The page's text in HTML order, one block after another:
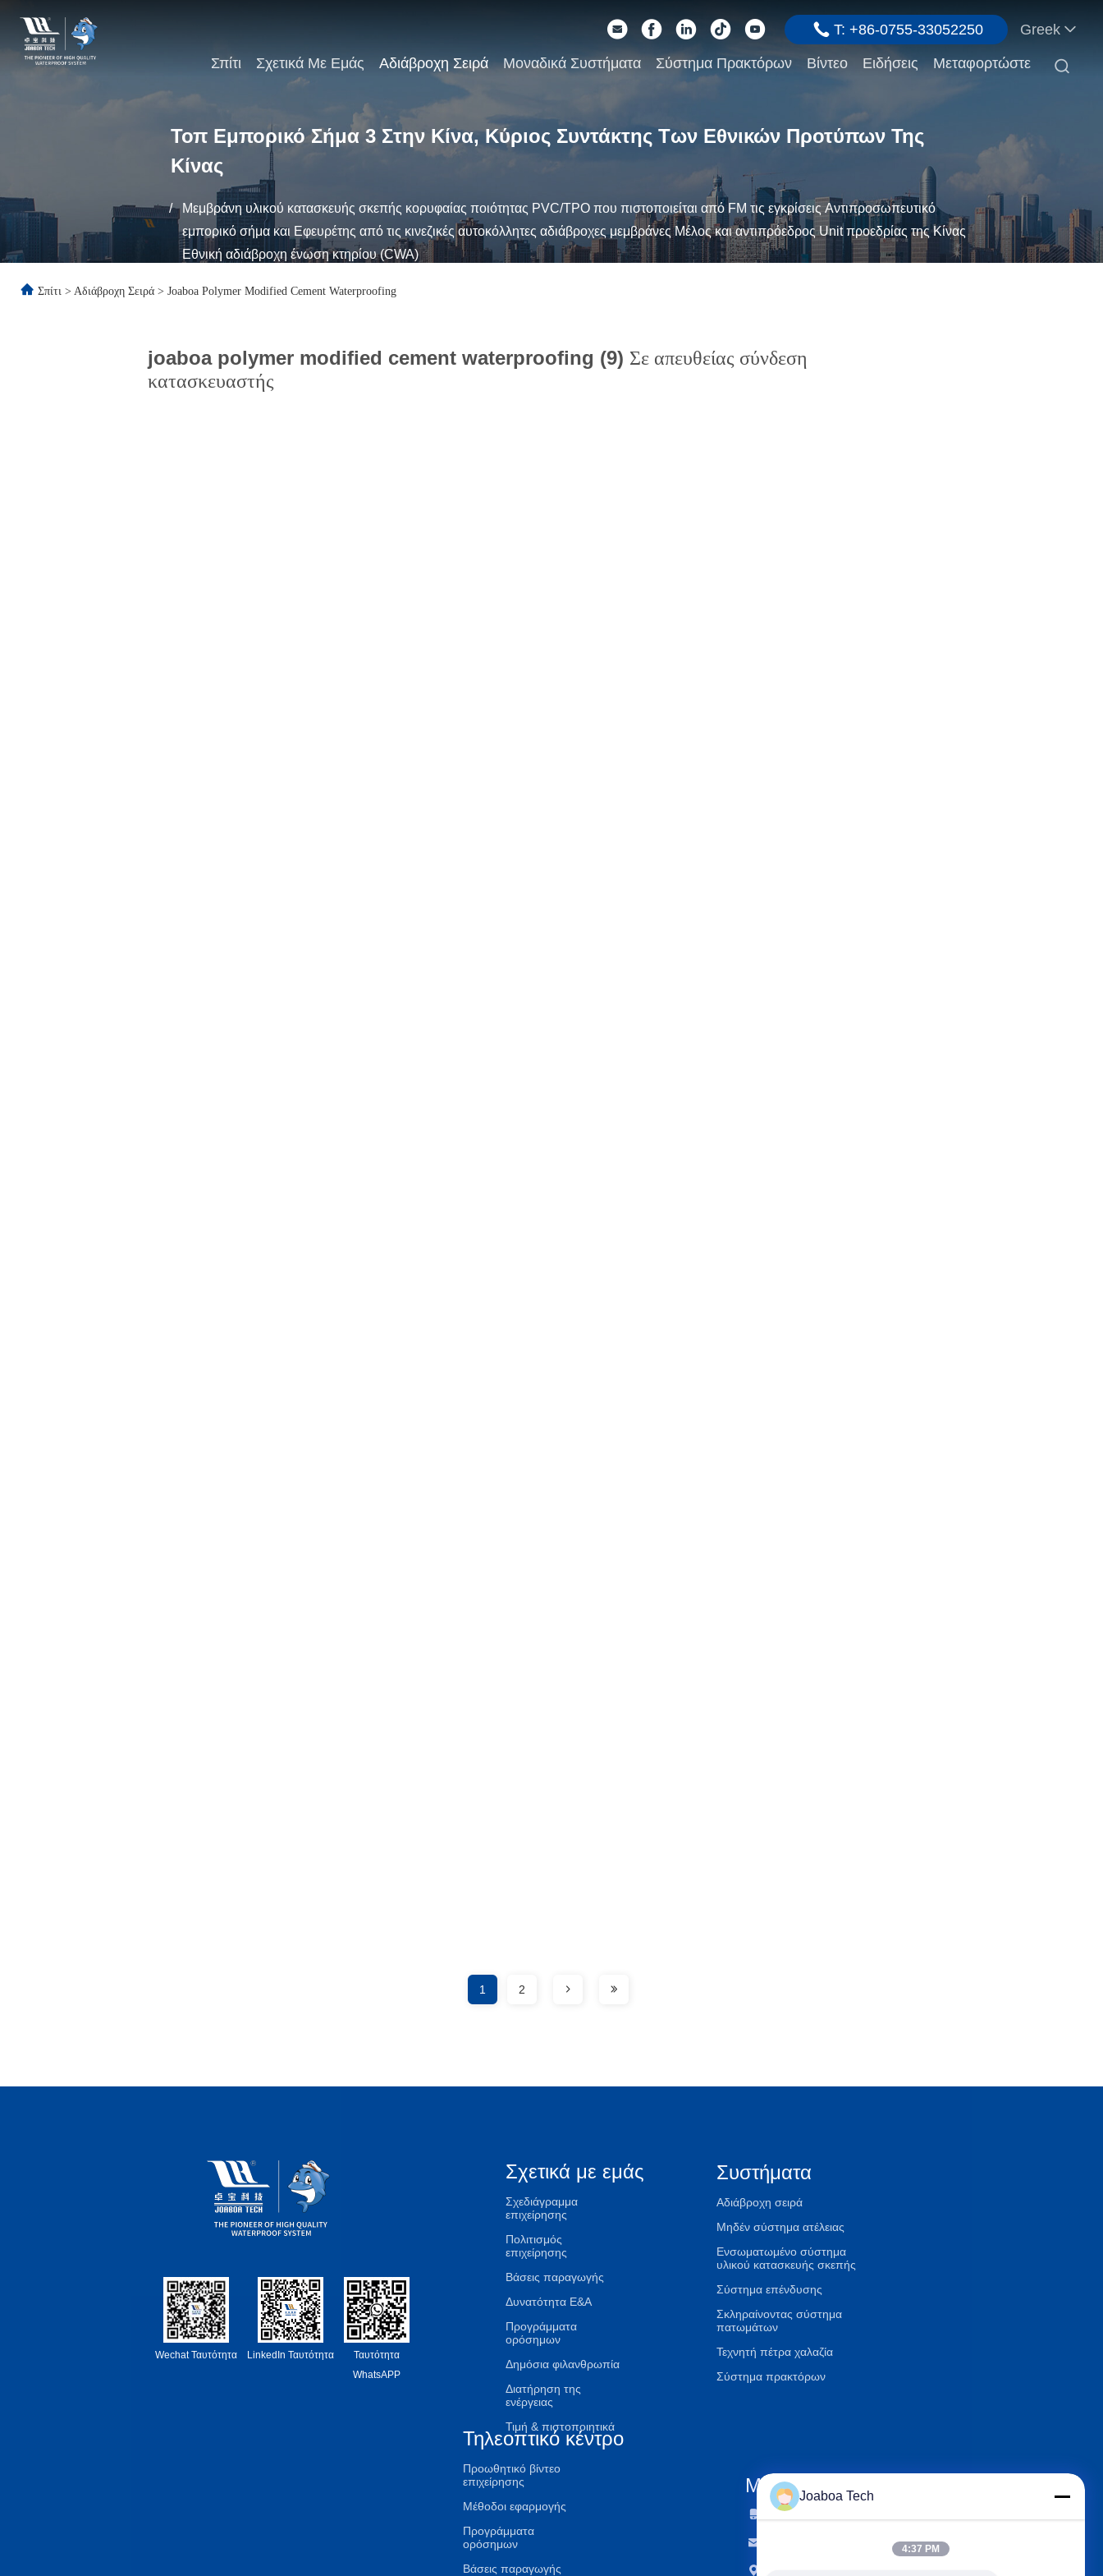
T: +86-0755-33052250 Greek
Σπίτι Σχετικά Με Εμάς Αδιάβροχη Σειρά Μοναδικά Συστήματα Σύστημα Πρακτόρων Βίντεο Ειδήσεις Μεταφορτώστε 
Τοπ Εμπορικό Σήμα 3 Στην Κίνα, Κύριος Συντάκτης Των Εθνικών Προτύπων Της
Κίνας
/
Μεμβράνη υλικού κατασκευής σκεπής κορυφαίας ποιότητας PVC/TPO που πιστοποιείται από FM τις εγκρίσεις Αντιπροσωπευτικό
εμπορικό σήμα και Εφευρέτης από τις κινεζικές αυτοκόλλητες αδιάβροχες μεμβράνες Μέλος και αντιπρόεδρος Unit προεδρίας της Κίνας
Εθνική αδιάβροχη ένωση κτηρίου (CWA)
Σπίτι > Αδιάβροχη Σειρά > Joaboa Polymer Modified Cement Waterproofing
joaboa polymer modified cement waterproofing (9) Σε απευθείας σύνδεση
κατασκευαστής
1 2
Wechat Ταυτότητα LinkedIn Ταυτότητα
Ταυτότητα
WhatsAPP
Σχετικά με εμάς
Σχεδιάγραμμα
επιχείρησης
Πολιτισμός
επιχείρησης
Βάσεις παραγωγής
Δυνατότητα Ε&Α
Προγράμματα
ορόσημων
Δημόσια φιλανθρωπία
Διατήρηση της
ενέργειας
Τιμή & πιστοποιητικά
Τηλεοπτικό κέντρο
Προωθητικό βίντεο
επιχείρησης
Μέθοδοι εφαρμογής
Προγράμματα
ορόσημων
Βάσεις παραγωγής
Συστήματα
Αδιάβροχη σειρά
Μηδέν σύστημα ατέλειας
Ενσωματωμένο σύστημα
υλικού κατασκευής σκεπής
Σύστημα επένδυσης
Σκληραίνοντας σύστημα
πατωμάτων
Τεχνητή πέτρα χαλαζία
Σύστημα πρακτόρων
Μας ελάτε σε επαφή με
 Τηλέφωνο
 Ηλεκτρονικό ταχυδρομείο
international@zhuobao.com

Joaboa Tech
4:37 PM